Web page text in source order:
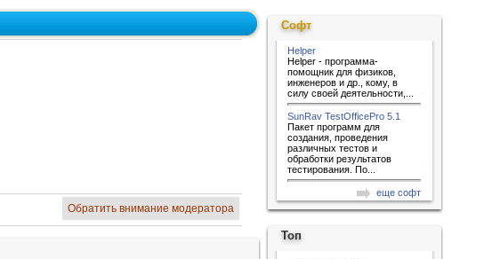
Обратить внимание модератора
Софт
Helper
Helper - программа-
помощник для физиков,
инженеров и др., кому, в
силу своей деятельности,...
SunRav TestOfficePro 5.1
Пакет программ для
создания, проведения
различных тестов и
обработки результатов
тестирования. По...
еще софт
Топ